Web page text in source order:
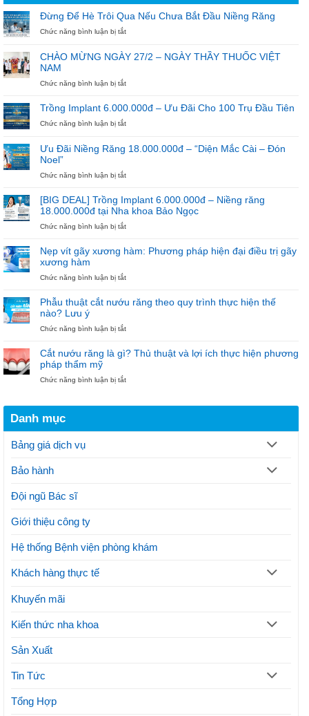
Đừng Để Hè Trôi Qua Nếu Chưa Bắt Đầu Niềng Răng
Chức năng bình luận bị tắtở
Hè
Qua
Chưa
Bắt
Đầu
Răng
CHÀO MỪNG NGÀY 27/2 – NGÀY THẦY THUỐC VIỆT
NAM
Chức năng bình luận bị tắtở
MỪNG
NGÀY
27/2
NGÀY
VIỆT
Trồng Implant 6.000.000đ – Ưu Đãi Cho 100 Trụ Đầu Tiên
Chức năng bình luận bị tắtở
6.000.000đ
Ưu
Cho
100
Trụ
Đầu
Ưu Đãi Niềng Răng 18.000.000đ – “Diện Mắc Cài – Đón
Noel”
Chức năng bình luận bị tắtở
Niềng
Răng
18.000.000đ
“Diện
–
Noel”
[BIG DEAL] Trồng Implant 6.000.000đ – Niềng răng
18.000.000đ tại Nha khoa Bảo Ngọc
Chức năng bình luận bị tắtở
DEAL]
Trồng
6.000.000đ
Niềng
tại
khoa
Nẹp vít gãy xương hàm: Phương pháp hiện đại điều trị gãy
xương hàm
Chức năng bình luận bị tắtở
gãy
hàm:
pháp
điều
Phẫu thuật cắt nướu răng theo quy trình thực hiện thế
nào? Lưu ý
Chức năng bình luận bị tắtở
thuật
cắt
răng
hiện
Cắt nướu răng là gì? Thủ thuật và lợi ích thực hiện phương
pháp thẩm mỹ
Chức năng bình luận bị tắtở
gì?
mỹ
Danh mục
Bảng giá dịch vụ
Bảo hành
Đội ngũ Bác sĩ
Giới thiệu công ty
Hệ thống Bệnh viện phòng khám
Khách hàng thực tế
Khuyến mãi
Kiến thức nha khoa
Sản Xuất
Tin Tức
Tổng Hợp